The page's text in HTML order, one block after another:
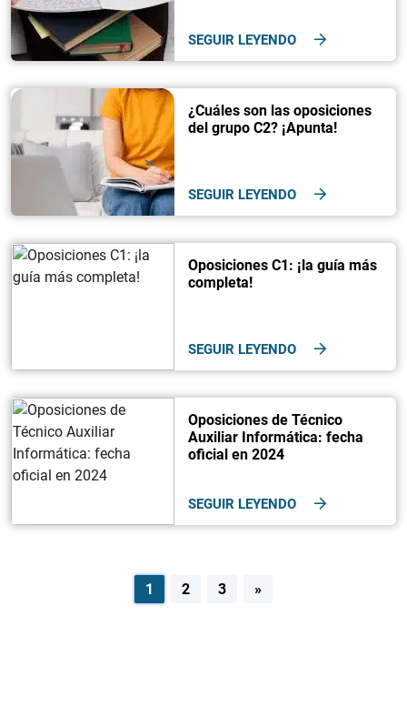
SEGUIR LEYENDO
¿Cuáles son las oposiciones
del grupo C2? ¡Apunta!
SEGUIR LEYENDO
Oposiciones C1: ¡la guía más
completa!
SEGUIR LEYENDO
Oposiciones de Técnico
Auxiliar Informática: fecha
oficial en 2024
SEGUIR LEYENDO
1 2 3 »